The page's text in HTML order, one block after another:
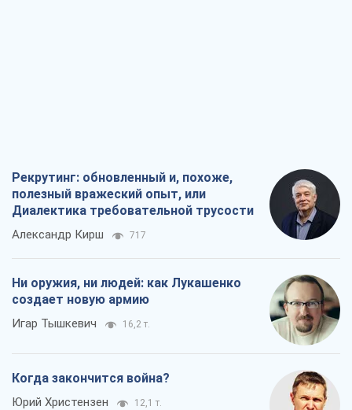
Рекрутинг: обновленный и, похоже,
полезный вражеский опыт, или
Диалектика требовательной трусости
Александр Кирш 717
Ни оружия, ни людей: как Лукашенко
создает новую армию
Игар Тышкевич 16,2 т.
Когда закончится война?
Юрий Христензен 12,1 т.